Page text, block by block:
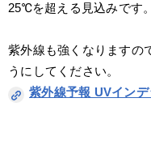
25℃を超える見込みです。
紫外線も強くなりますの
うにしてください。
紫外線予報 UVインデ